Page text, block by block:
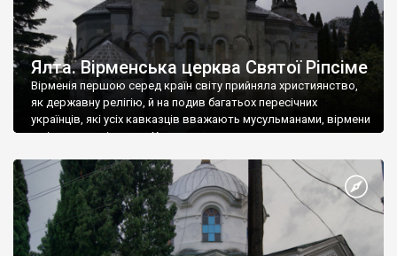
Ялта. Вірменська церква Святої Ріпсіме
Вірменія першою серед країн світу прийняла християнство,
як державну релігію, й на подив багатьох пересічних
українців, які усіх кавказців вважають мусульманами, вірмени
є відданими вірянами Христа